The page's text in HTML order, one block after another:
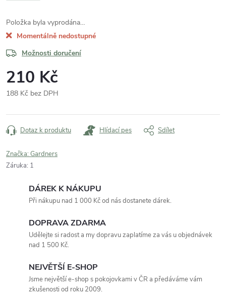
Položka byla vyprodána…
Momentálně nedostupné
Možnosti doručení
210 Kč
188 Kč bez DPH
cena:
Dotaz k produktu Hlídací pes Sdílet
Značka: Gardners
Záruka: 1
DÁREK K NÁKUPU
Při nákupu nad 1 000 Kč od nás dostanete dárek.
DOPRAVA ZDARMA
Udělejte si radost a my dopravu zaplatíme za vás u objednávek
nad 1 500 Kč.
NEJVĚTŠÍ E-SHOP
Jsme největší e-shop s pokojovkami v ČR a předáváme vám
zkušenosti od roku 2009.